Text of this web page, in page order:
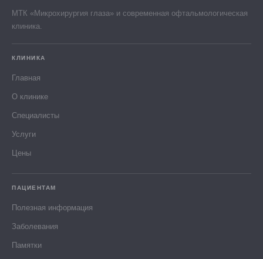
МТК «Микрохирургия глаза» и современная офтальмологическая
клиника.
КЛИНИКА
Главная
О клинике
Специалисты
Услуги
Цены
ПАЦИЕНТАМ
Полезная информация
Заболевания
Памятки